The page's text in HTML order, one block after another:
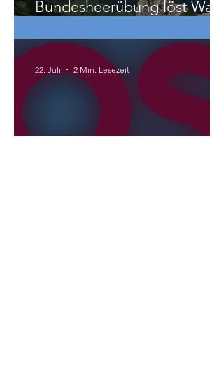
OÖ/Ramsau/Molln:
Bundesheerübung löst Wald-
und Wiesenbrand aus
2 Min. Lesezeit